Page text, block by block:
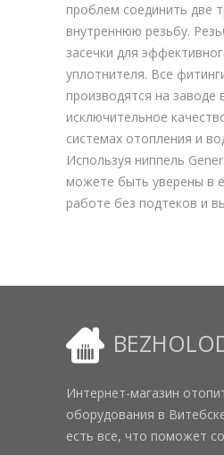
проблем соединить две
внутреннюю резьбу.
засечки для
уплотнителя. Все
производятся на
исключительное
системах отопления и
Используя ниппель
можете быть уверены в
работе без подтеков и
Интернет-магазин
оборудования в
есть все, что поможет